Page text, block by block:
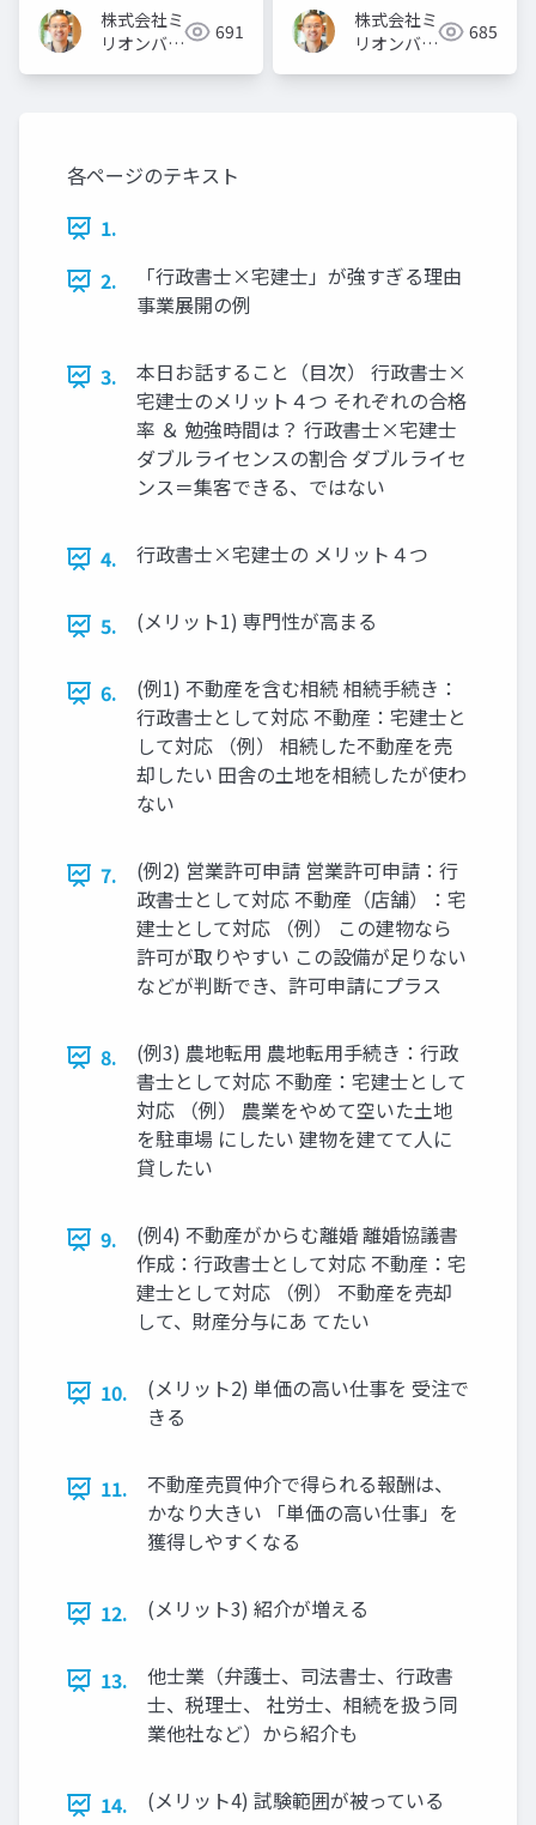
株式会社ミ
リオンバリ
691
株式会社ミ
リオンバリ
685
各ページのテキスト
1.
2.
「行政書士×宅建士」が強すぎる理由
事業展開の例
3.
本日お話すること（目次） 行政書士×
宅建士のメリット４つ それぞれの合格
率 ＆ 勉強時間は？ 行政書士×宅建士
ダブルライセンスの割合 ダブルライセ
ンス＝集客できる、ではない
4. 行政書士×宅建士の メリット４つ
5. (メリット1) 専門性が高まる
6.
(例1) 不動産を含む相続 相続手続き：
行政書士として対応 不動産：宅建士と
して対応 （例） 相続した不動産を売
却したい 田舎の土地を相続したが使わ
ない
7.
(例2) 営業許可申請 営業許可申請：行
政書士として対応 不動産（店舗）：宅
建士として対応 （例） この建物なら
許可が取りやすい この設備が足りない
などが判断でき、許可申請にプラス
8.
(例3) 農地転用 農地転用手続き：行政
書士として対応 不動産：宅建士として
対応 （例） 農業をやめて空いた土地
を駐車場 にしたい 建物を建てて人に
貸したい
9.
(例4) 不動産がからむ離婚 離婚協議書
作成：行政書士として対応 不動産：宅
建士として対応 （例） 不動産を売却
して、財産分与にあ てたい
10.
(メリット2) 単価の高い仕事を 受注で
きる
11.
不動産売買仲介で得られる報酬は、
かなり大きい 「単価の高い仕事」を
獲得しやすくなる
12. (メリット3) 紹介が増える
13.
他士業（弁護士、司法書士、行政書
士、税理士、 社労士、相続を扱う同
業他社など）から紹介も
14. (メリット4) 試験範囲が被っている